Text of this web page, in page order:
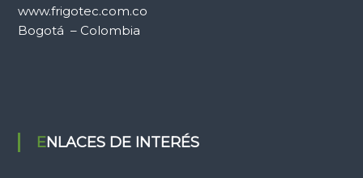
www.frigotec.com.co
Bogotá – Colombia
ENLACES DE INTERÉS